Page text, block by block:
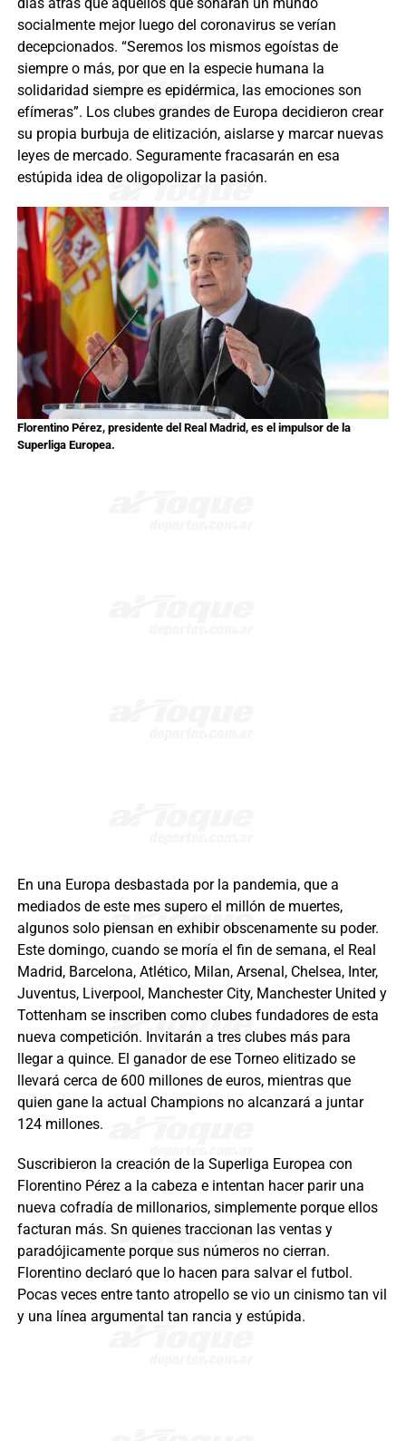
socialmente mejor luego del coronavirus se verían
decepcionados. “Seremos los mismos egoístas de
siempre o más, por que en la especie humana la
solidaridad siempre es epidérmica, las emociones son
efímeras”. Los clubes grandes de Europa decidieron crear
su propia burbuja de elitización, aislarse y marcar nuevas
leyes de mercado. Seguramente fracasarán en esa
estúpida idea de oligopolizar la pasión.
Florentino Pérez, presidente del Real Madrid, es el impulsor de la
Superliga Europea.
En una Europa desbastada por la pandemia, que a
mediados de este mes supero el millón de muertes,
algunos solo piensan en exhibir obscenamente su poder.
Este domingo, cuando se moría el fin de semana, el Real
Madrid, Barcelona, Atlético, Milan, Arsenal, Chelsea, Inter,
Juventus, Liverpool, Manchester City, Manchester United y
Tottenham se inscriben como clubes fundadores de esta
nueva competición. Invitarán a tres clubes más para
llegar a quince. El ganador de ese Torneo elitizado se
llevará cerca de 600 millones de euros, mientras que
quien gane la actual Champions no alcanzará a juntar
124 millones.
Suscribieron la creación de la Superliga Europea con
Florentino Pérez a la cabeza e intentan hacer parir una
nueva cofradía de millonarios, simplemente porque ellos
facturan más. Sn quienes traccionan las ventas y
paradójicamente porque sus números no cierran.
Florentino declaró que lo hacen para salvar el futbol.
Pocas veces entre tanto atropello se vio un cinismo tan vil
y una línea argumental tan rancia y estúpida.